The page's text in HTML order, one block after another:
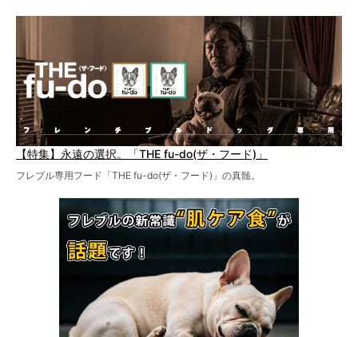
【特集】永遠の選択。「THE fu-do(ザ・フード)」
フレブル専用フード「THE fu-do(ザ・フード)」の真髄。